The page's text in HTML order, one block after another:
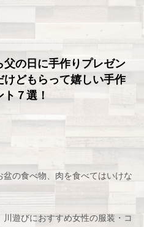
父の日に手作りプレゼン
けどもらって嬉しい手作
ト７選！
盆の食べ物、肉を食べてはいけな
川遊びにおすすめ女性の服装・コ